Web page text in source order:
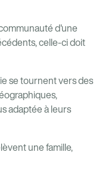
d'une
celle-ci doit
se tournent vers des
adaptée à leurs
une famille,